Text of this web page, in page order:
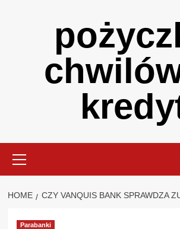
Menu
HOME CZY VANQUIS BANK SPRAWDZA
Parabanki